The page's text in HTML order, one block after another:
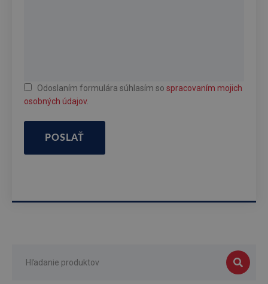
Odoslaním formulára súhlasím so spracovaním mojich
osobných údajov.
POSLAŤ